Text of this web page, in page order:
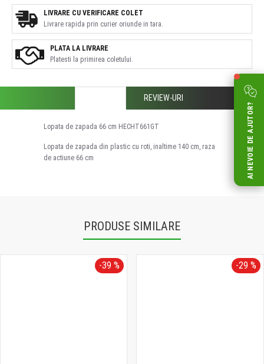
PLATA LA LIVRARE
Platesti la primirea coletului.
LIVRARE CU VERIFICARE COLET
Livrare rapida prin curier oriunde in tara.
REVIEW-URI
Lopata de zapada 66 cm HECHT661GT
Lopata de zapada din plastic cu roti, inaltime 140 cm, raza
de actiune 66 cm
PRODUSE SIMILARE
-39 % -29 %
AI NEVOIE DE AJUTOR?